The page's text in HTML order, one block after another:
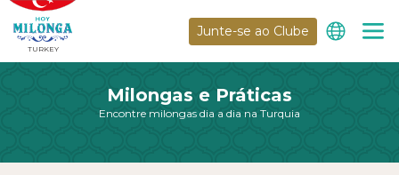
TURKEY
Junte-se ao Clube
Milongas e Práticas
Encontre milongas dia a dia na Turquia